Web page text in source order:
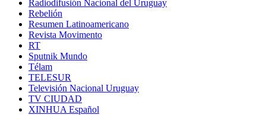
Radiodifusión Nacional del Uruguay
Rebelión
Resumen Latinoamericano
Revista Movimento
RT
Sputnik Mundo
Télam
TELESUR
Televisión Nacional Uruguay
TV CIUDAD
XINHUA Español